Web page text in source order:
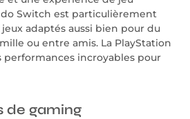
Switch est particulièrement
adaptés aussi bien pour du
ou entre amis. La PlayStation
performances incroyables pour
de gaming